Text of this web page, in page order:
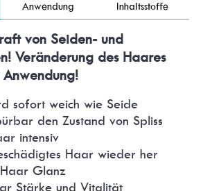
Anwendung Inhaltsstoffe
von Seiden- und
Veränderung des Haares
sofort weich wie Seide
den Zustand von Spliss
intensiv
Haar wieder her
Glanz
Stärke und Vitalität